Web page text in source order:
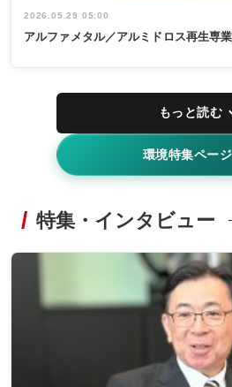
2026.05.29 05:00
アルファメタル／アルミドロス再生専
もっと読む
環境特集ペー
特集・インタビュー